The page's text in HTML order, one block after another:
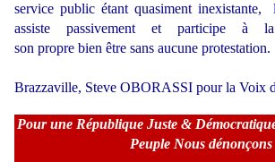
service public étant quasiment inexistante,
assiste passivement et participe à
son propre bien être sans aucune protestation.
Brazzaville, Steve OBORASSI pour la Voix
Pour une République Juste &
Peuple Nous dénonçons